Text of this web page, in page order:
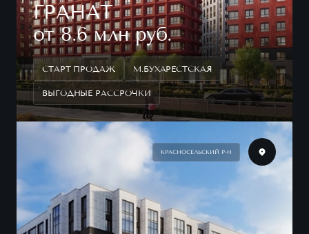
ГРАНАТ
от 8.6 млн руб.
СТАРТ ПРОДАЖ М.БУХАРЕСТСКАЯ
ВЫГОДНЫЕ РАССРОЧКИ
КРАСНОСЕЛЬСКИЙ Р-Н